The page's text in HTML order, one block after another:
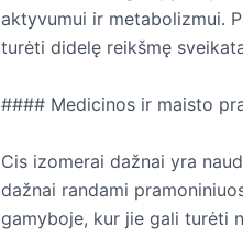
aktyvumui ir metabolizmui.
turėti didelę reikšmę
#### Medicinos ir maisto
Cis izomerai dažnai yra
dažnai randami
gamyboje, kur jie gali turėti